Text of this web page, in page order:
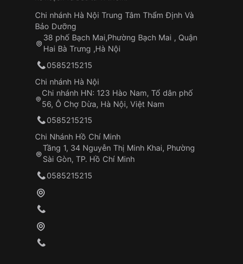
Chi nhánh Hà Nội Trung Tâm Thẩm Định Và
Bảo Dưỡng
38 phố Bạch Mai,Phường Bạch Mai , Quận
Hai Bà Trưng ,Hà Nội
0585215215
Chi nhánh Hà Nội
Chi nhánh HN: 123 Hào Nam, Tổ dân phố
56, Ô Chợ Dừa, Hà Nội, Việt Nam
0585215215
Chi Nhánh Hồ Chí Minh
Tầng 1, 34 Nguyễn Thị Minh Khai, Phường
Sài Gòn, TP. Hồ Chí Minh
0585215215